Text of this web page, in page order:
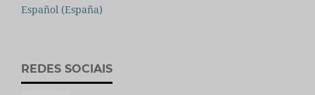
Español (España)
REDES SOCIAIS